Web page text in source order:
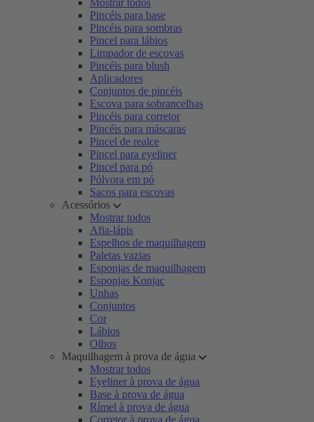
Mostrar todos
Pincéis para base
Pincéis para sombras
Pincel para lábios
Limpador de escovas
Pincéis para blush
Aplicadores
Conjuntos de pincéis
Escova para sobrancelhas
Pincéis para corretor
Pincéis para máscaras
Pincel de realce
Pincel para eyeliner
Pincel para pó
Pólvora em pó
Sacos para escovas
Acessórios
Mostrar todos
Afia-lápis
Espelhos de maquilhagem
Paletas vazias
Esponjas de maquilhagem
Esponjas Konjac
Unhas
Conjuntos
Cor
Lábios
Olhos
Maquilhagem à prova de água
Mostrar todos
Eyeliner à prova de água
Base à prova de água
Rímel à prova de água
Corretor à prova de água